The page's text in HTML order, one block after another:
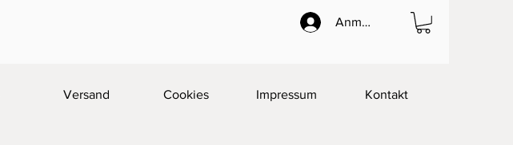
Anmelden
Versand Cookies Impressum Kontakt